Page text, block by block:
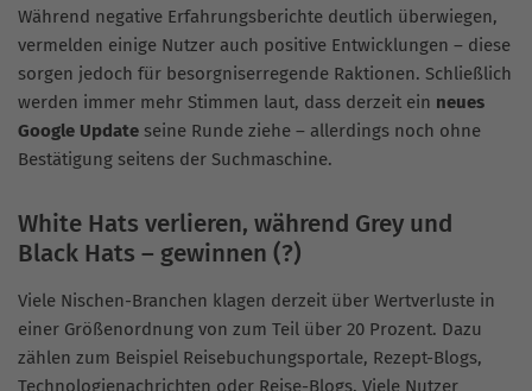
Während negative Erfahrungsberichte deutlich überwiegen,
vermelden einige Nutzer auch positive Entwicklungen – diese
sorgen jedoch für besorgniserregende Raktionen. Schließlich
werden immer mehr Stimmen laut, dass derzeit ein neues
Google Update seine Runde ziehe – allerdings noch ohne
Bestätigung seitens der Suchmaschine.
White Hats verlieren, während Grey und
Black Hats – gewinnen (?)
Viele Nischen-Branchen klagen derzeit über Wertverluste in
einer Größenordnung von zum Teil über 20 Prozent. Dazu
zählen zum Beispiel Reisebuchungsportale, Rezept-Blogs,
Technologienachrichten oder Reise-Blogs. Viele Nutzer